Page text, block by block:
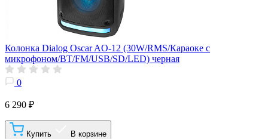
Колонка Dialog Oscar AO-12 (30W/RMS/Караоке с
микрофоном/BT/FM/USB/SD/LED) черная
0
6 290 ₽
Купить В корзине